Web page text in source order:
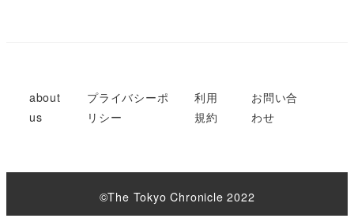
about
us
プライバシーポ
リシー
利用
規約
お問い合
わせ
©︎The Tokyo Chronicle 2022